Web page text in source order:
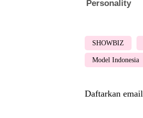
SHOWBIZ
Model Indonesia
Daftarkan